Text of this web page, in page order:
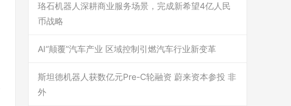
珞石机器人深耕商业服务场景，完成新希望4亿人民
币战略
AI“颠覆”汽车产业 区域控制引燃汽车行业新变革
斯坦德机器人获数亿元Pre-C轮融资 蔚来资本参投 非
外